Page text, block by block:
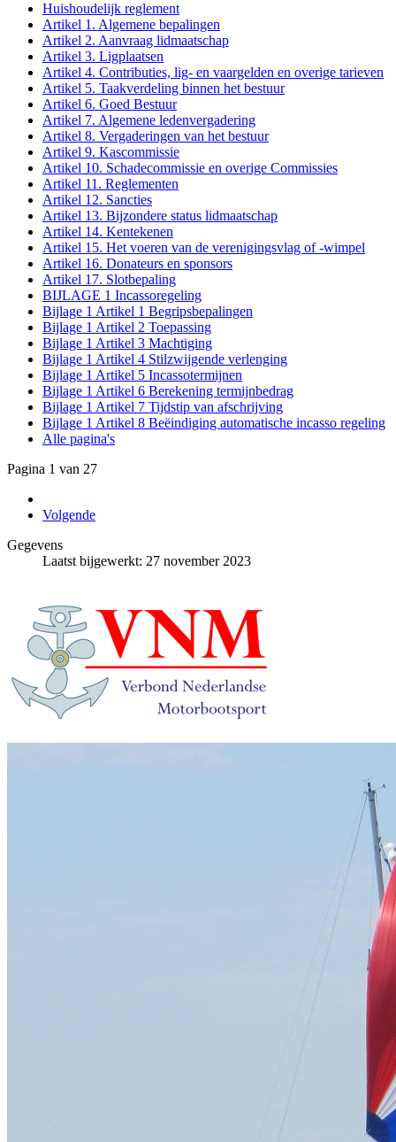
Huishoudelijk reglement
Artikel 1. Algemene bepalingen
Artikel 2. Aanvraag lidmaatschap
Artikel 3. Ligplaatsen
Artikel 4. Contributies, lig- en vaargelden en overige tarieven
Artikel 5. Taakverdeling binnen het bestuur
Artikel 6. Goed Bestuur
Artikel 7. Algemene ledenvergadering
Artikel 8. Vergaderingen van het bestuur
Artikel 9. Kascommissie
Artikel 10. Schadecommissie en overige Commissies
Artikel 11. Reglementen
Artikel 12. Sancties
Artikel 13. Bijzondere status lidmaatschap
Artikel 14. Kentekenen
Artikel 15. Het voeren van de verenigingsvlag of -wimpel
Artikel 16. Donateurs en sponsors
Artikel 17. Slotbepaling
BIJLAGE 1 Incassoregeling
Bijlage 1 Artikel 1 Begripsbepalingen
Bijlage 1 Artikel 2 Toepassing
Bijlage 1 Artikel 3 Machtiging
Bijlage 1 Artikel 4 Stilzwijgende verlenging
Bijlage 1 Artikel 5 Incassotermijnen
Bijlage 1 Artikel 6 Berekening termijnbedrag
Bijlage 1 Artikel 7 Tijdstip van afschrijving
Bijlage 1 Artikel 8 Beëindiging automatische incasso regeling
Alle pagina's
Pagina 1 van 27
Volgende
Gegevens
Laatst bijgewerkt: 27 november 2023